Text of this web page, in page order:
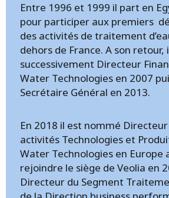
Entre 1996 et 1999 il part en
pour participer aux premiers
des activités de traitement
dehors de France. A son
successivement Directeur
Water Technologies en 2007
Secrétaire Général en 2013.
En 2018 il est nommé
activités Technologies et
Water Technologies en Europe
rejoindre le siège de Veolia en
Directeur du Segment